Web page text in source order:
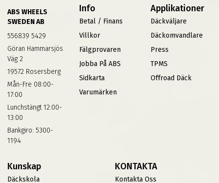
ABS WHEELS
SWEDEN AB
556839 5429
Göran Hammarsjös
Väg 2
19572 Rosersberg
Mån-Fre 08:00-
17:00
Lunchstängt 12:00-
13:00
Bankgiro: 5300-
1194
Info
Betal / Finans
Villkor
Fälgprovaren
Jobba På ABS
Sidkarta
Varumärken
Applikationer
Däckväljare
Däckomvandlare
Press
TPMS
Offroad Däck
Kunskap
Däckskola
KONTAKTA
Kontakta Oss